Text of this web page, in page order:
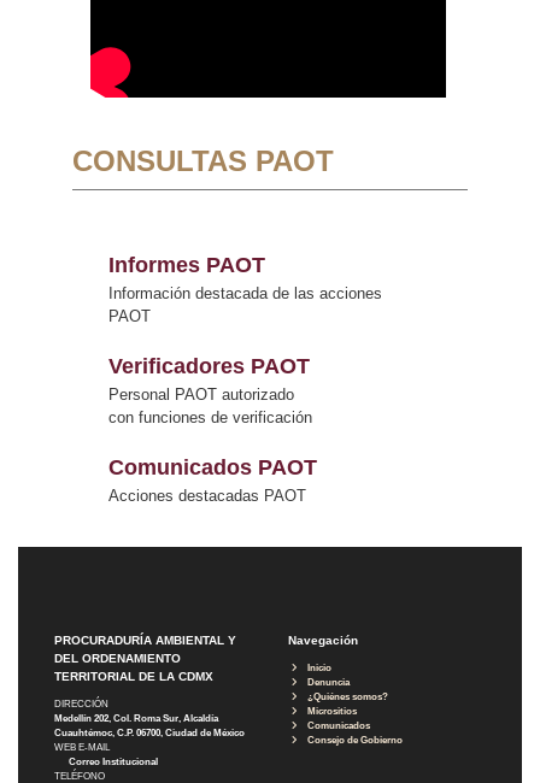
CONSULTAS PAOT
Informes PAOT
Información destacada de las acciones
PAOT
Verificadores PAOT
Personal PAOT autorizado
con funciones de verificación
Comunicados PAOT
Acciones destacadas PAOT
PROCURADURÍA AMBIENTAL Y
DEL ORDENAMIENTO
TERRITORIAL DE LA CDMX
DIRECCIÓN
Medellín 202, Col. Roma Sur, Alcaldía
Cuauhtémoc, C.P. 06700, Ciudad de México
WEB E-MAIL
Correo Institucional
TELÉFONO
Navegación
Inicio
Denuncia
¿Quiénes somos?
Micrositios
Comunicados
Consejo de Gobierno